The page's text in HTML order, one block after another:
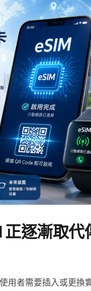
逐漸取代
用者需要插入或更換